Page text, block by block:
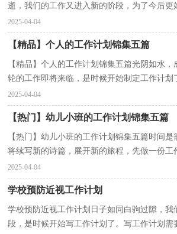
逝，我们的工作又进入新的阶段，为了今后更
好好计划今后的工作方法。相信大家又在为写
2025-04-04
【精品】个人的工作计划锦集五篇
【精品】个人的工作计划锦集五篇光阴如水
轮的工作即将来临，是时候开始制定工作计划
避免自嗨型工作计划呢？下面是小编为大家整
2025-04-04
【热门】幼儿小班的工作计划锦集五篇
【热门】幼儿小班的工作计划锦集五篇时间
将续写新的诗篇，展开新的旅程，先做一份工
工作计划怎么写才能发挥它最大的作用呢？下
2025-04-04
学校预防近视工作计划
学校预防近视工作计划日子如同白驹过隙，我
段，是时候开始写工作计划了。写工作计划需